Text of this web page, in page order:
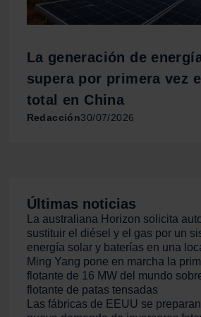
de cookies.
Las cookies de este sitio web se
el contenido y los anuncios, ofrecer
sociales y analizar el tráfico.
información sobre el uso que haga
nuestros partners de redes sociales,
La generación de
supera por primera vez
total en China
Redacción30/07/2026
Últimas noticias
La australiana Horizon solicita
sustituir el diésel y el gas por un
energía solar y baterías en una
Ming Yang pone en marcha la
flotante de 16 MW del mundo
flotante de patas tensadas
Las fábricas de EEUU se